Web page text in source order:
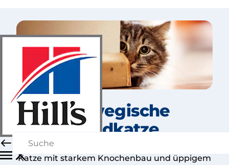
Norwegische
Waldkatze
Die Norwegische Waldkatze ist eine große
Katze mit starkem Knochenbau und üppigem